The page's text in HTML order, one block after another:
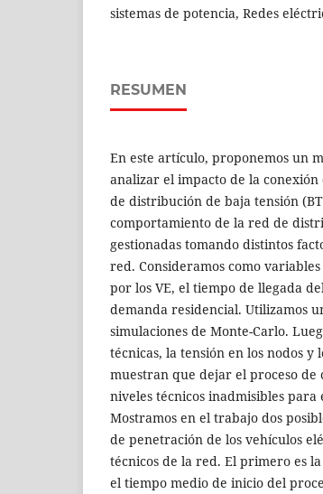
sistemas de potencia, Redes
RESUMEN
En este artículo, proponemos un
analizar el impacto de la
de distribución de baja tensión
comportamiento de la red de
gestionadas tomando distintos
red. Consideramos como
por los VE, el tiempo de llegada
demanda residencial. Utilizamos
simulaciones de Monte-Carlo.
técnicas, la tensión en los nodos y
muestran que dejar el proceso
niveles técnicos inadmisibles
Mostramos en el trabajo dos
de penetración de los vehículos
técnicos de la red. El primero es
el tiempo medio de inicio del